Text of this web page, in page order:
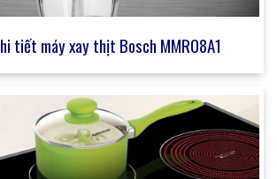
tiết máy xay thịt Bosch MMR08A1